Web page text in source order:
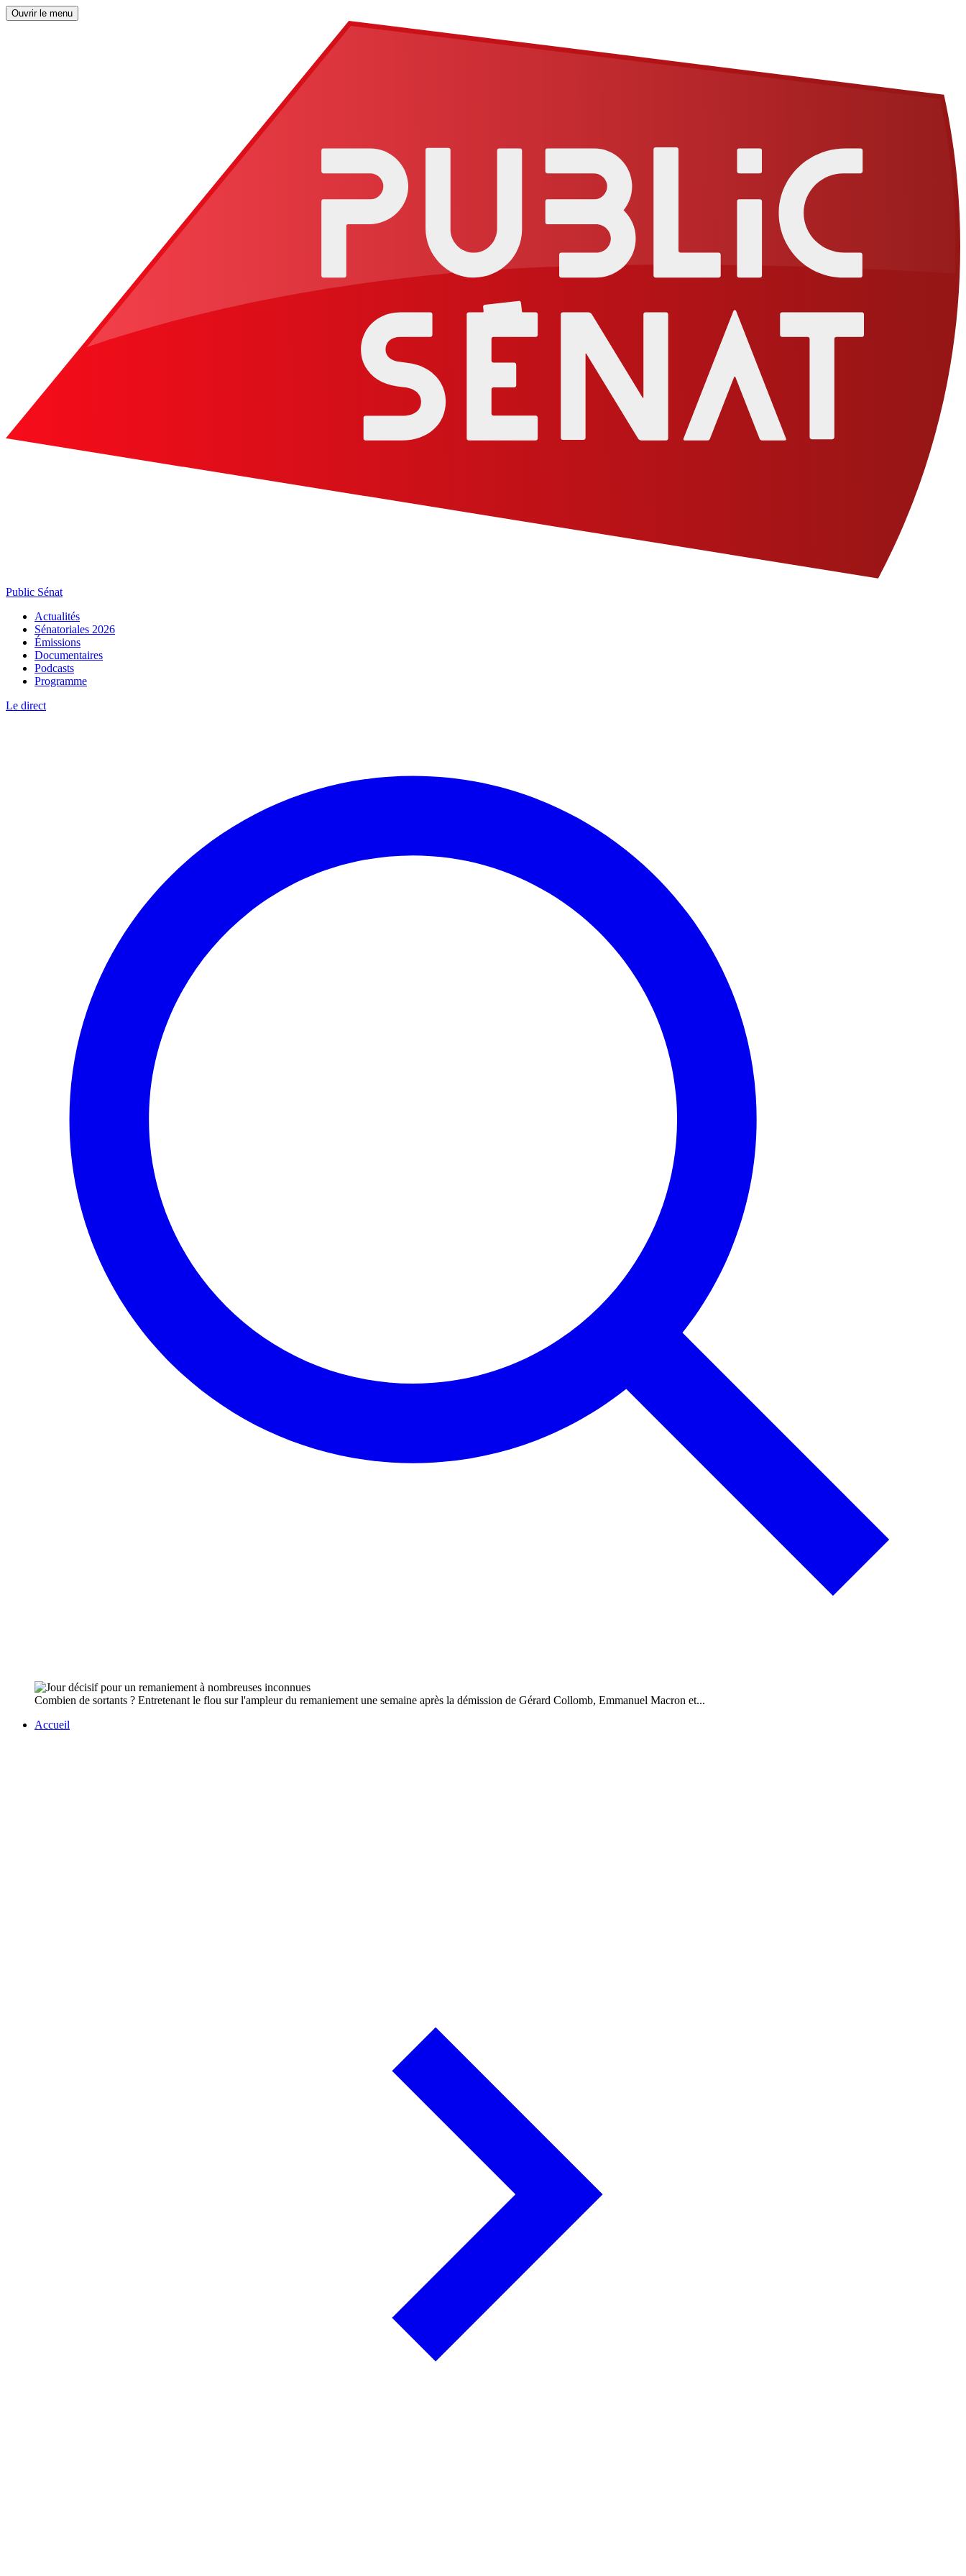
Ouvrir le menu
Public Sénat
Actualités
Sénatoriales 2026
Émissions
Documentaires
Podcasts
Programme
Le direct
Combien de sortants ? Entretenant le flou sur l'ampleur du remaniement une semaine après la démission de Gérard Collomb, Emmanuel Macron et...
Accueil